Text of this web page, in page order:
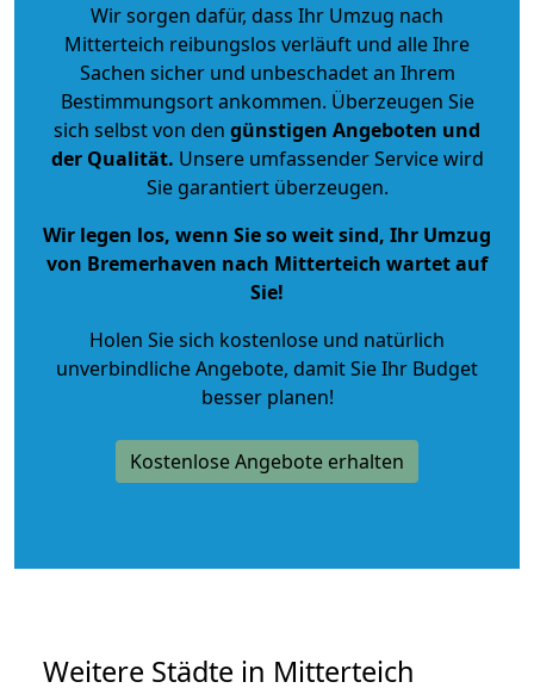
Wir sorgen dafür, dass Ihr Umzug nach
Mitterteich reibungslos verläuft und alle Ihre
Sachen sicher und unbeschadet an Ihrem
Bestimmungsort ankommen. Überzeugen Sie
sich selbst von den günstigen Angeboten und
der Qualität. Unsere umfassender Service wird
Sie garantiert überzeugen.
Wir legen los, wenn Sie so weit sind, Ihr Umzug
von Bremerhaven nach Mitterteich wartet auf
Sie!
Holen Sie sich kostenlose und natürlich
unverbindliche Angebote, damit Sie Ihr Budget
besser planen!
Kostenlose Angebote erhalten
Weitere Städte in Mitterteich